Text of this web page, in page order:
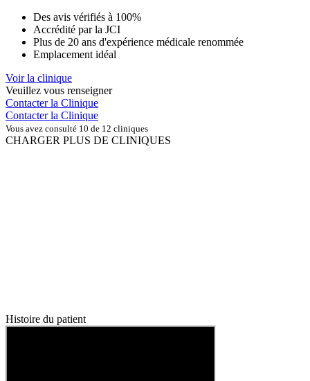
Des avis vérifiés à 100%
Accrédité par la JCI
Plus de 20 ans d'expérience médicale renommée
Emplacement idéal
Voir la clinique
Veuillez vous renseigner
Contacter la Clinique
Contacter la Clinique
Vous avez consulté 10 de 12 cliniques
CHARGER PLUS DE CLINIQUES
Histoire du patient